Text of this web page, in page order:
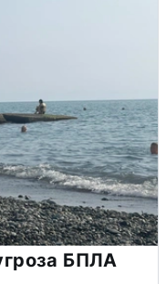
БПЛА